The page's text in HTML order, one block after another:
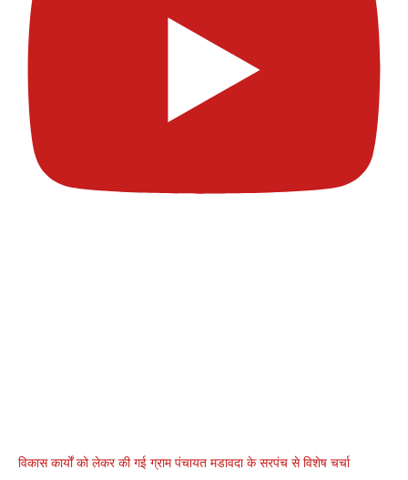
विकास कार्यों को लेकर की गई ग्राम पंचायत मडावदा के सरपंच से विशेष चर्चा